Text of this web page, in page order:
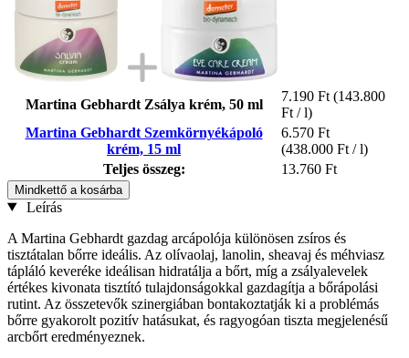
Martina Gebhardt Zsálya krém, 50 ml
7.190 Ft (143.800
Ft / l)
Martina Gebhardt Szemkörnyékápoló
krém, 15 ml
6.570 Ft
(438.000 Ft / l)
Teljes összeg:
13.760 Ft
Mindkettő a kosárba
Leírás
A Martina Gebhardt gazdag arcápolója különösen zsíros és
tisztátalan bőrre ideális. Az olívaolaj, lanolin, sheavaj és méhviasz
tápláló keveréke ideálisan hidratálja a bőrt, míg a zsályalevelek
értékes kivonata tisztító tulajdonságokkal gazdagítja a bőrápolási
rutint. Az összetevők szinergiában bontakoztatják ki a problémás
bőrre gyakorolt pozitív hatásukat, és ragyogóan tiszta megjelenésű
arcbőrt eredményeznek.